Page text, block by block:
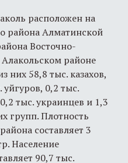
расположен на
района Алматинской
Восточно-
Алакольском районе
них 58,8 тыс. казахов,
уйгуров, 0,2 тыс.
тыс. украинцев и 1,3
групп. Плотность
составляет 3
Население
90,7 тыс.